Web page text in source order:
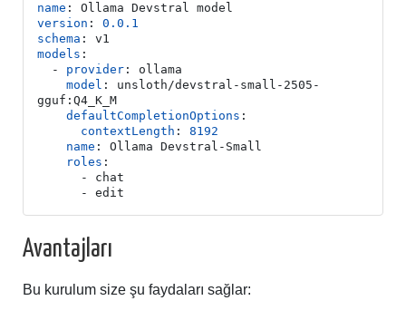
name :
Ollama Devstral model
version :
0.0.1
schema :
v1
models :
- provider :
ollama
model :
unsloth/devstral-small-2505-
gguf:Q4_K_M
defaultCompletionOptions :
contextLength :
8192
name :
Ollama Devstral-Small
roles :
- chat
- edit
Avantajları
Bu kurulum size şu faydaları sağlar: